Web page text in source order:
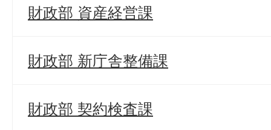
財政部 資産経営課
財政部 新庁舎整備課
財政部 契約検査課